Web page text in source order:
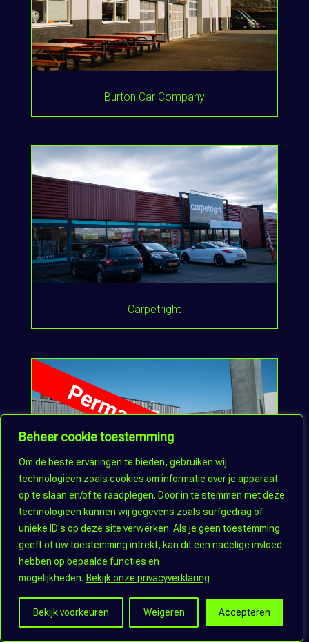
Beheer cookie toestemming
Om de beste ervaringen te bieden, gebruiken wij
technologieën zoals cookies om informatie over je apparaat
op te slaan en/of te raadplegen. Door in te stemmen met deze
technologieën kunnen wij gegevens zoals surfgedrag of
unieke ID's op deze site verwerken. Als je geen toestemming
geeft of uw toestemming intrekt, kan dit een nadelige invloed
hebben op bepaalde functies en
mogelijkheden. Bekijk onze privacyverklaring
Bekijk voorkeuren Weigeren Accepteren
Burton Car Company
Carpetright
Ced’or Badkamers